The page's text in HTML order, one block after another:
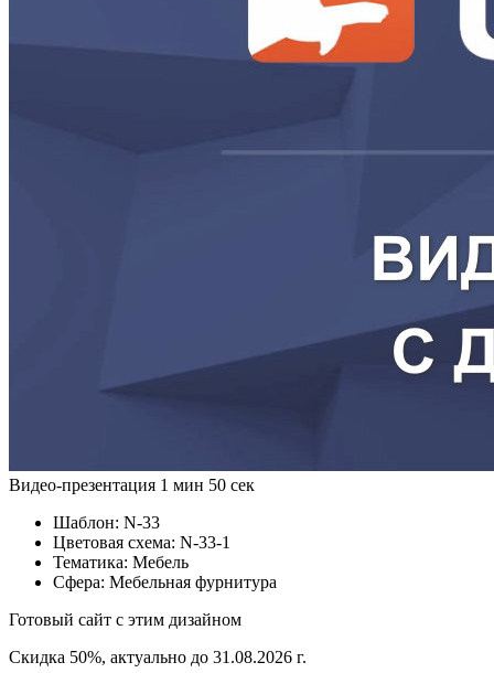
Видео-презентация 1 мин 50 сек
Шаблон: N-33
Цветовая схема: N-33-1
Тематика: Мебель
Сфера: Мебельная фурнитура
Готовый сайт с этим дизайном
Скидка 50%, актуально до 31.08.2026 г.